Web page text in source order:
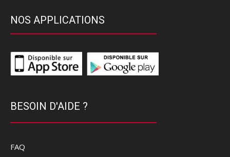
NOS APPLICATIONS
BESOIN D'AIDE ?
FAQ